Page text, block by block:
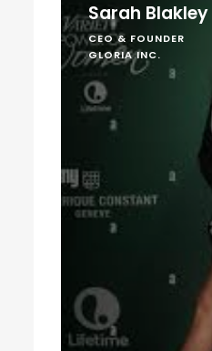
Sarah Blakley
CEO & FOUNDER
GLORIA INC.